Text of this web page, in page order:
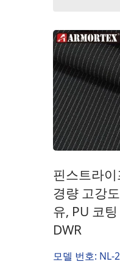
핀스트라
경량 고강
유, PU 코
DWR
모델 번호: NL-